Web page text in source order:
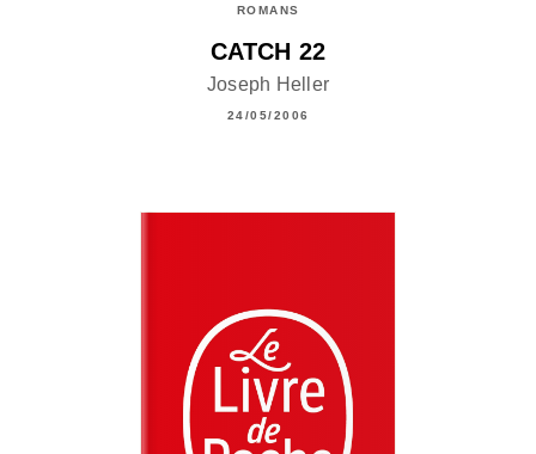
ROMANS
CATCH 22
Joseph Heller
24/05/2006